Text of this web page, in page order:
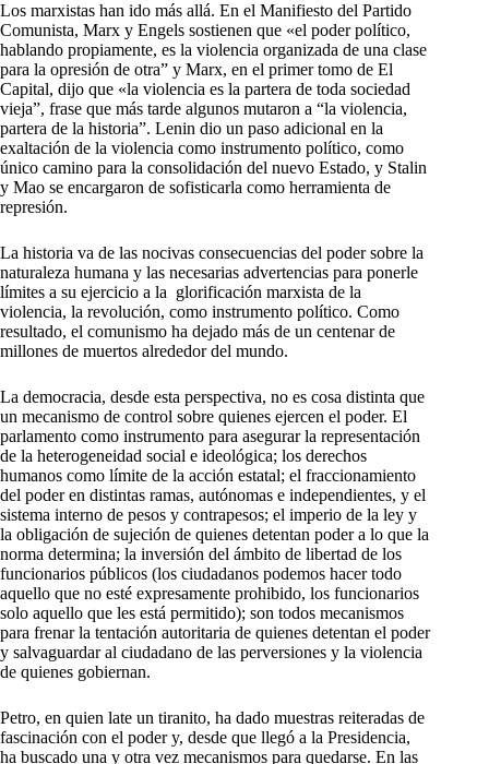
Los marxistas han ido más allá. En el Manifiesto del Partido
Comunista, Marx y Engels sostienen que «el poder político,
hablando propiamente, es la violencia organizada de una clase
para la opresión de otra” y Marx, en el primer tomo de El
Capital, dijo que «la violencia es la partera de toda sociedad
vieja”, frase que más tarde algunos mutaron a “la violencia,
partera de la historia”. Lenin dio un paso adicional en la
exaltación de la violencia como instrumento político, como
único camino para la consolidación del nuevo Estado, y Stalin
y Mao se encargaron de sofisticarla como herramienta de
represión.
La historia va de las nocivas consecuencias del poder sobre la
naturaleza humana y las necesarias advertencias para ponerle
límites a su ejercicio a la glorificación marxista de la
violencia, la revolución, como instrumento político. Como
resultado, el comunismo ha dejado más de un centenar de
millones de muertos alrededor del mundo.
La democracia, desde esta perspectiva, no es cosa distinta que
un mecanismo de control sobre quienes ejercen el poder. El
parlamento como instrumento para asegurar la representación
de la heterogeneidad social e ideológica; los derechos
humanos como límite de la acción estatal; el fraccionamiento
del poder en distintas ramas, autónomas e independientes, y el
sistema interno de pesos y contrapesos; el imperio de la ley y
la obligación de sujeción de quienes detentan poder a lo que la
norma determina; la inversión del ámbito de libertad de los
funcionarios públicos (los ciudadanos podemos hacer todo
aquello que no esté expresamente prohibido, los funcionarios
solo aquello que les está permitido); son todos mecanismos
para frenar la tentación autoritaria de quienes detentan el poder
y salvaguardar al ciudadano de las perversiones y la violencia
de quienes gobiernan.
Petro, en quien late un tiranito, ha dado muestras reiteradas de
fascinación con el poder y, desde que llegó a la Presidencia,
ha buscado una y otra vez mecanismos para quedarse. En las